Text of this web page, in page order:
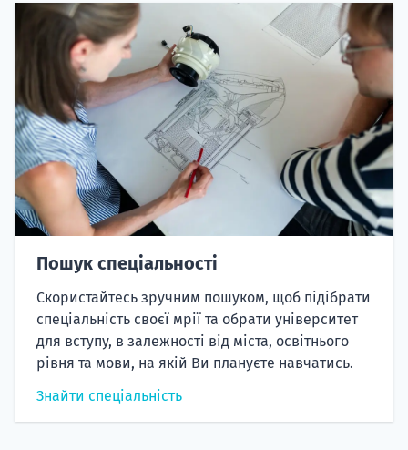
Пошук спеціальності
Скористайтесь зручним пошуком, щоб підібрати
спеціальність своєї мрії та обрати університет
для вступу, в залежності від міста, освітнього
рівня та мови, на якій Ви плануєте навчатись.
Знайти спеціальність